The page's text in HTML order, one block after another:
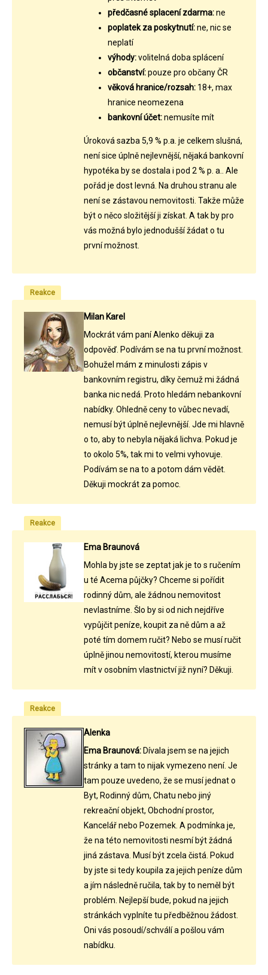
předčasné splacení zdarma:ne
poplatek za poskytnutí:ne, nic se
neplatí
výhody:volitelná doba splácení
občanství:pouze pro občany ČR
věková hranice/rozsah: 18+, max
hranice neomezena
bankovní účet:nemusíte mít
Úroková sazba 5,9 % p.a. je celkem slušná,
není sice úplně nejlevnější, nějaká bankovní
hypotéka by se dostala i pod 2 % p. a.. Ale
pořád je dost levná. Na druhou stranu ale
není se zástavou nemovitosti. Takže může
být o něco složitější ji získat. A tak by pro
vás možná bylo jednodušší žádat o tu
první možnost.
Reakce
Milan Karel
Mockrát vám paní Alenko děkuji za
odpověď. Podívám se na tu první možnost.
Bohužel mám z minulosti zápis v
bankovním registru, díky čemuž mi žádná
banka nic nedá. Proto hledám nebankovní
nabídky. Ohledně ceny to vůbec nevadí,
nemusí být úplně nejlevnější. Jde mi hlavně
o to, aby to nebyla nějaká lichva. Pokud je
to okolo 5%, tak mi to velmi vyhovuje.
Podívám se na to a potom dám vědět.
Děkuji mockrát za pomoc.
Reakce
Ema Braunová
Mohla by jste se zeptat jak je to s ručením
u té Acema půjčky? Chceme si pořídit
rodinný dům, ale žádnou nemovitost
nevlastníme. Šlo by si od nich nejdříve
vypůjčit peníze, koupit za ně dům a až
poté tím domem ručit? Nebo se musí ručit
úplně jinou nemovitostí, kterou musíme
mít v osobním vlastnictví již nyní? Děkuji.
Reakce
Alenka
Ema Braunová: Dívala jsem se na jejich
stránky a tam to nijak vymezeno není. Je
tam pouze uvedeno, že se musí jednat o
Byt, Rodinný dům, Chatu nebo jiný
rekreační objekt, Obchodní prostor,
Kancelář nebo Pozemek. A podmínka je,
že na této nemovitosti nesmí být žádná
jiná zástava. Musí být zcela čistá. Pokud
by jste si tedy koupila za jejich peníze dům
a jím následně ručila, tak by to neměl být
problém. Nejlepší bude, pokud na jejich
stránkách vyplníte tu předběžnou žádost.
Oni vás posoudí/schválí a pošlou vám
nabídku.